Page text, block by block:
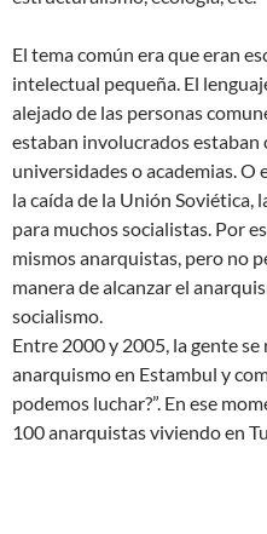
El tema común era que eran
intelectual pequeña. El
alejado de las personas
estaban involucrados estaban
universidades o academias.
la caída de la Unión Soviética,
para muchos socialistas. Por
mismos anarquistas, pero no
manera de alcanzar el
socialismo.
Entre 2000 y 2005, la gente
anarquismo en Estambul y
podemos luchar?”. En ese
100 anarquistas viviendo en